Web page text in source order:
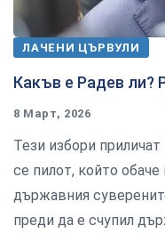
ЛАЧЕНИ ЦЪРВУЛИ
Какъв е Радев ли?
8 Март, 2026
Тези избори
се пилот, който
държавния
преди да е счупил